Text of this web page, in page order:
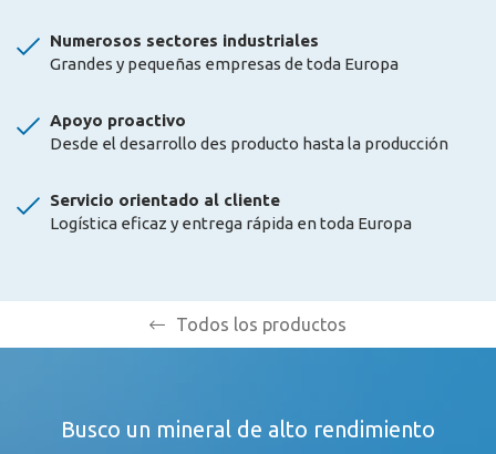
Numerosos sectores industriales
Grandes y pequeñas empresas de toda Europa
Apoyo proactivo
Desde el desarrollo des producto hasta la producción
Servicio orientado al cliente
Logística eficaz y entrega rápida en toda Europa
Todos los productos
Busco un mineral de alto rendimiento